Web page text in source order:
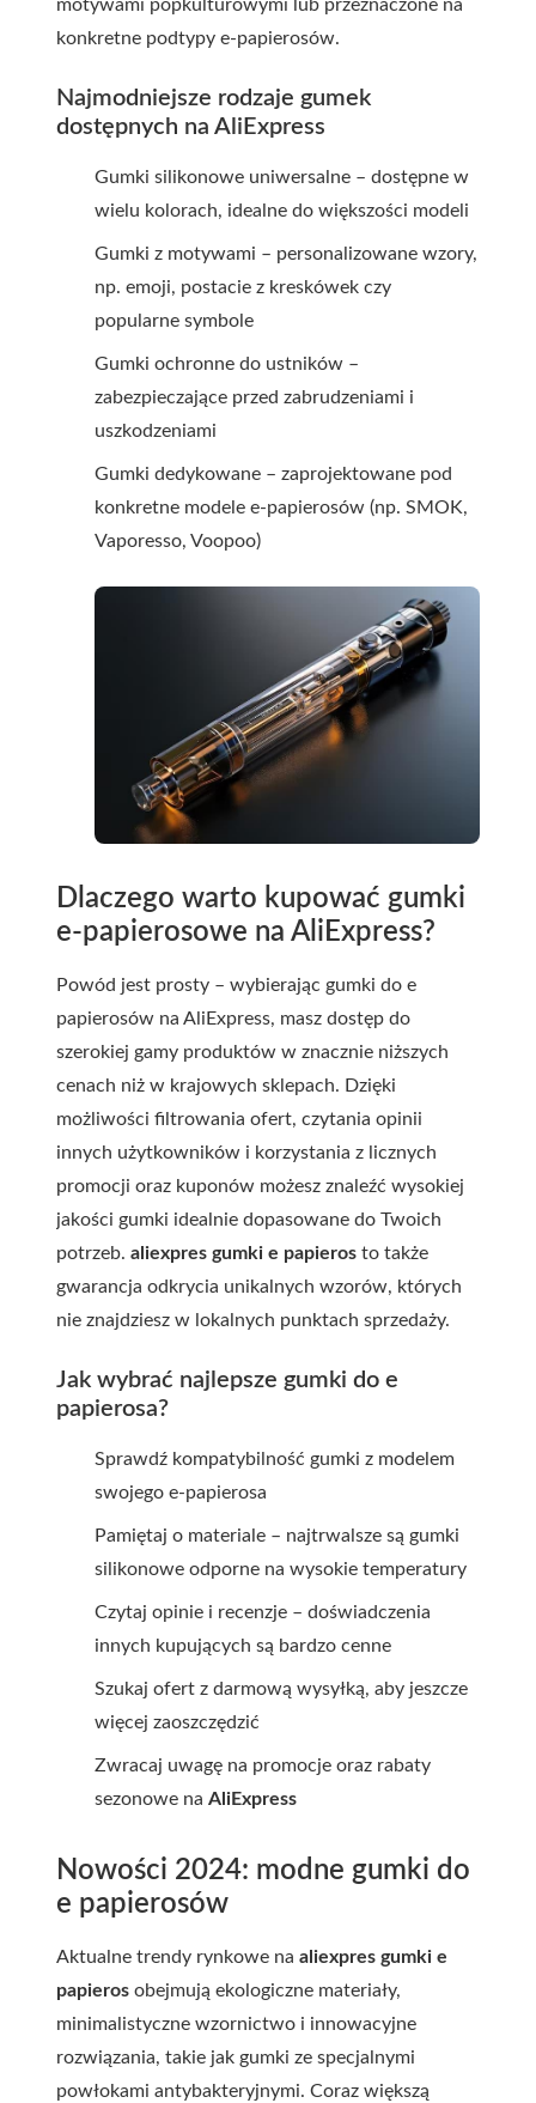
motywami popkulturowymi lub przeznaczone na
konkretne podtypy e-papierosów.
Najmodniejsze rodzaje gumek
dostępnych na AliExpress
Gumki silikonowe uniwersalne – dostępne w
wielu kolorach, idealne do większości modeli
Gumki z motywami – personalizowane wzory,
np. emoji, postacie z kreskówek czy
popularne symbole
Gumki ochronne do ustników –
zabezpieczające przed zabrudzeniami i
uszkodzeniami
Gumki dedykowane – zaprojektowane pod
konkretne modele e-papierosów (np. SMOK,
Vaporesso, Voopoo)
Dlaczego warto kupować gumki
e-papierosowe na AliExpress?
Powód jest prosty – wybierając gumki do e
papierosów na AliExpress, masz dostęp do
szerokiej gamy produktów w znacznie niższych
cenach niż w krajowych sklepach. Dzięki
możliwości filtrowania ofert, czytania opinii
innych użytkowników i korzystania z licznych
promocji oraz kuponów możesz znaleźć wysokiej
jakości gumki idealnie dopasowane do Twoich
potrzeb. aliexpres gumki e papieros to także
gwarancja odkrycia unikalnych wzorów, których
nie znajdziesz w lokalnych punktach sprzedaży.
Jak wybrać najlepsze gumki do e
papierosa?
Sprawdź kompatybilność gumki z modelem
swojego e-papierosa
Pamiętaj o materiale – najtrwalsze są gumki
silikonowe odporne na wysokie temperatury
Czytaj opinie i recenzje – doświadczenia
innych kupujących są bardzo cenne
Szukaj ofert z darmową wysyłką, aby jeszcze
więcej zaoszczędzić
Zwracaj uwagę na promocje oraz rabaty
sezonowe na AliExpress
Nowości 2024: modne gumki do
e papierosów
Aktualne trendy rynkowe na aliexpres gumki e
papieros obejmują ekologiczne materiały,
minimalistyczne wzornictwo i innowacyjne
rozwiązania, takie jak gumki ze specjalnymi
powłokami antybakteryjnymi. Coraz większą